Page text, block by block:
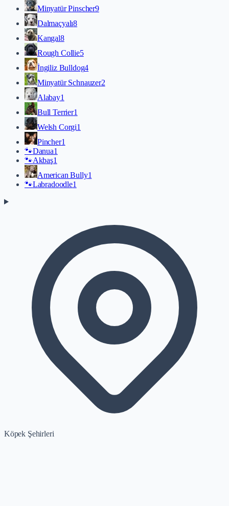
Minyatür Pinscher9
Dalmaçyalı8
Kangal8
Rough Collie5
İngiliz Bulldog4
Minyatür Schnauzer2
Alabay1
Bull Terrier1
Welsh Corgi1
Pincher1
🐾Danua1
🐾Akbaş1
American Bully1
🐾Labradoodle1
Köpek Şehirleri